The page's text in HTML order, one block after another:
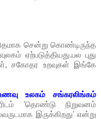
சென்று கொண்டிருந்த
ஏற்படுத்தியது.பல புது
சகோதர உறவுகள் இங்கே
உலகம் சங்கரலிங்கம்
'தொண்டு நிறுவனம்
இருக்கிறது' என்று